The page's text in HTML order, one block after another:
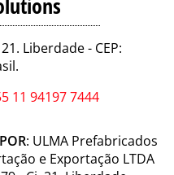
Liberdade - CEP:
11 94197 7444
: ULMA Prefabricados
e Exportação LTDA